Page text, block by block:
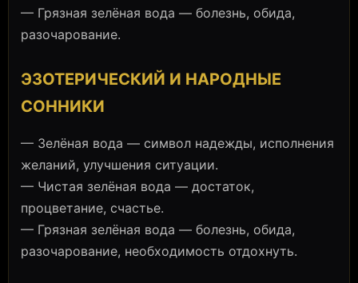
— Грязная зелёная вода — болезнь, обида,
разочарование.
ЭЗОТЕРИЧЕСКИЙ И НАРОДНЫЕ
СОННИКИ
— Зелёная вода — символ надежды, исполнения
желаний, улучшения ситуации.
— Чистая зелёная вода — достаток,
процветание, счастье.
— Грязная зелёная вода — болезнь, обида,
разочарование, необходимость отдохнуть.